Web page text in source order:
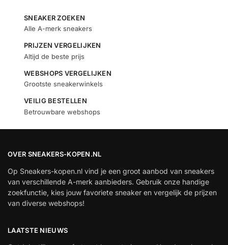
SNEAKER ZOEKEN
Alle A-merk sneakers
PRIJZEN VERGELIJKEN
Altijd de beste prijs
WEBSHOPS VERGELIJKEN
Grootste sneakerwinkels
VEILIG BESTELLEN
Betrouwbare webshops
OVER SNEAKERS-KOPEN.NL
Op Sneakers-kopen.nl vind je een groot aanbod van sneakers
van verschillende A-merk aanbieders. Gebruik onze handige
zoekfunctie, kies jouw favoriete sneaker en vergelijk de prijzen
van diverse webshops!
LAATSTE NIEUWS